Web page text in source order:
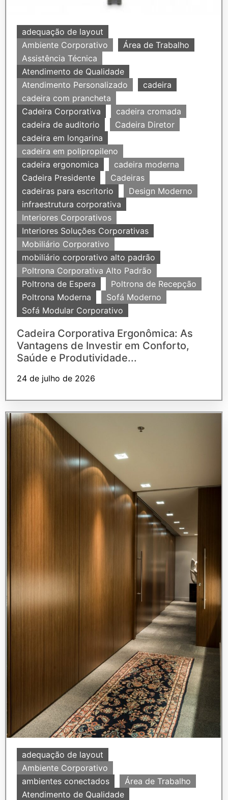
adequação de layout
Ambiente Corporativo
Área de Trabalho
Assistência Técnica
Atendimento de Qualidade
Atendimento Personalizado
cadeira
cadeira com prancheta
Cadeira Corporativa
cadeira cromada
cadeira de auditorio
Cadeira Diretor
cadeira em longarina
cadeira em polipropileno
cadeira ergonomica
cadeira moderna
Cadeira Presidente
Cadeiras
cadeiras para escritorio
Design Moderno
infraestrutura corporativa
Interiores Corporativos
Interiores Soluções Corporativas
Mobiliário Corporativo
mobiliário corporativo alto padrão
Poltrona Corporativa Alto Padrão
Poltrona de Espera
Poltrona de Recepção
Poltrona Moderna
Sofá Moderno
Sofá Modular Corporativo
Cadeira Corporativa Ergonômica: As
Vantagens de Investir em Conforto,
Saúde e Produtividade...
24 de julho de 2026
adequação de layout
Ambiente Corporativo
ambientes conectados
Área de Trabalho
Atendimento de Qualidade